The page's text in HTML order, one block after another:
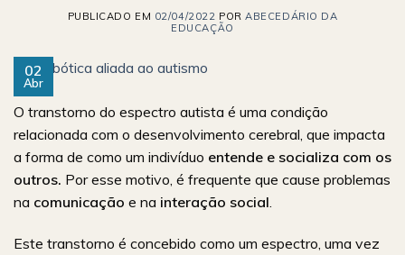
PUBLICADO EM 02/04/2022 PORABECEDÁRIO DA
EDUCAÇÃO
02
Abr
O transtorno do espectro autista é uma condição
relacionada com o desenvolvimento cerebral, que impacta
a forma de como um indivíduo entende e socializa com os
outros. Por esse motivo, é frequente que cause problemas
na comunicação e na interação social.
Este transtorno é concebido como um espectro, uma vez